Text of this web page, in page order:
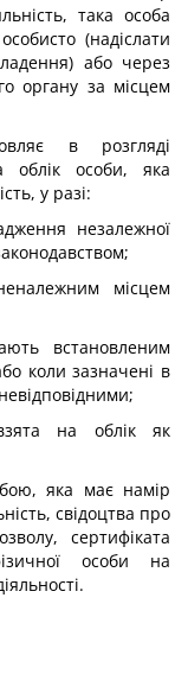
така особа
(надіслати
або через
органу за місцем
в розгляді
облік особи, яка
у разі:
незалежної
місцем
встановленим
коли зазначені в
на облік як
яка має намір
свідоцтва про
сертифіката
особи на